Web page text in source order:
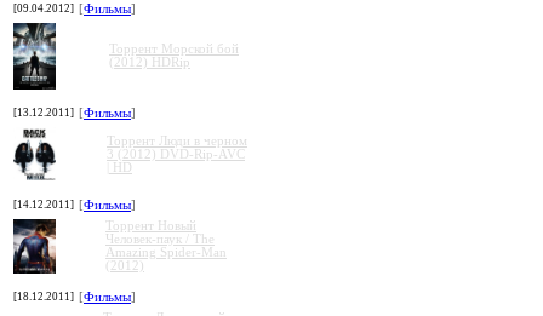
[09.04.2012] [Фильмы]
Торрент Морской бой
(2012) HDRip
[13.12.2011] [Фильмы]
Торрент Люди в черном
3 (2012) DVD-Rip-AVC
| HD
[14.12.2011] [Фильмы]
Торрент Новый
Человек-паук / The
Amazing Spider-Man
(2012)
[18.12.2011] [Фильмы]